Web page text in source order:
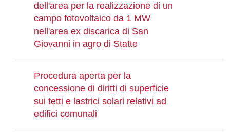
dell'area per la realizzazione di un
campo fotovoltaico da 1 MW
nell'area ex discarica di San
Giovanni in agro di Statte
Procedura aperta per la
concessione di diritti di superficie
sui tetti e lastrici solari relativi ad
edifici comunali